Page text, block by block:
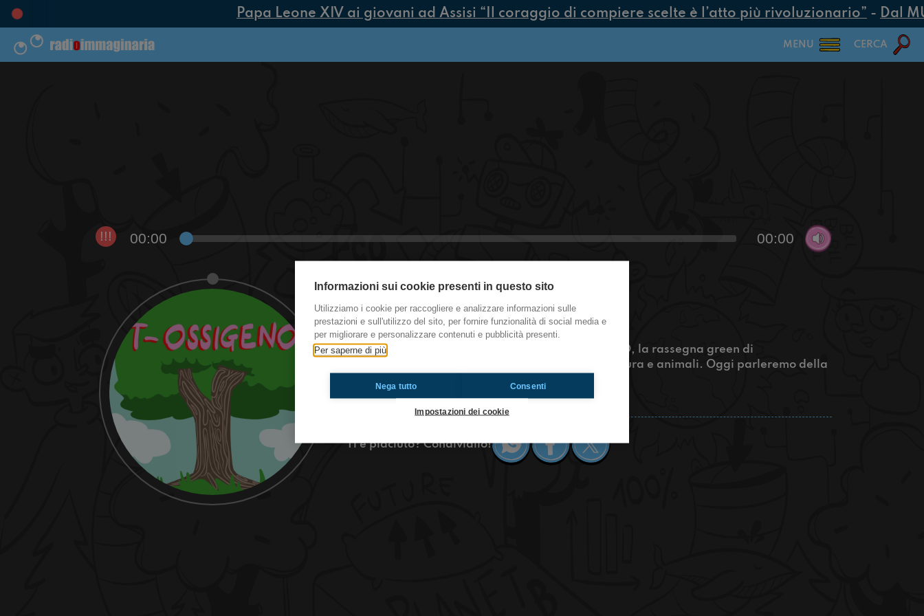
Papa Leone XIV ai giovani ad Assisi “Il coraggio di compiere scelte è l’atto più rivoluzionario”-Dal
MENU CERCA
!!! 00:00 00:00
Ep.348 Patella
Ciao! Quello che state ascoltando è il T-OSSIGENO, la rassegna green di
Radioimmaginaria in cui vi parlo di ambiente, natura e animali. Oggi parleremo della
Ti è piaciuto? Condividilo!
Informazioni sui cookie presenti in questo sito
Utilizziamo i cookie per raccogliere e analizzare informazioni sulle
prestazioni e sull'utilizzo del sito, per fornire funzionalità di social media e
per migliorare e personalizzare contenuti e pubblicità presenti.
Per saperne di più
Nega tutto Consenti
Impostazioni dei cookie